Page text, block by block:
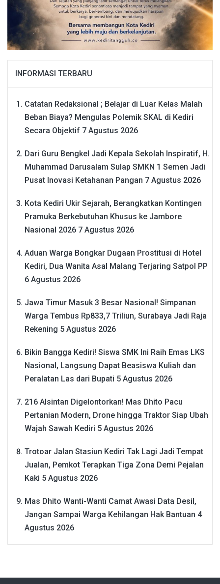
INFORMASI TERBARU
Catatan Redaksional ; Belajar di Luar Kelas Malah
Beban Biaya? Mengulas Polemik SKAL di Kediri
Secara Objektif 7 Agustus 2026
Dari Guru Bengkel Jadi Kepala Sekolah Inspiratif, H.
Muhammad Darusalam Sulap SMKN 1 Semen Jadi
Pusat Inovasi Ketahanan Pangan 7 Agustus 2026
Kota Kediri Ukir Sejarah, Berangkatkan Kontingen
Pramuka Berkebutuhan Khusus ke Jambore
Nasional 2026 7 Agustus 2026
Aduan Warga Bongkar Dugaan Prostitusi di Hotel
Kediri, Dua Wanita Asal Malang Terjaring Satpol PP
6 Agustus 2026
Jawa Timur Masuk 3 Besar Nasional! Simpanan
Warga Tembus Rp833,7 Triliun, Surabaya Jadi Raja
Rekening 5 Agustus 2026
Bikin Bangga Kediri! Siswa SMK Ini Raih Emas LKS
Nasional, Langsung Dapat Beasiswa Kuliah dan
Peralatan Las dari Bupati 5 Agustus 2026
216 Alsintan Digelontorkan! Mas Dhito Pacu
Pertanian Modern, Drone hingga Traktor Siap Ubah
Wajah Sawah Kediri 5 Agustus 2026
Trotoar Jalan Stasiun Kediri Tak Lagi Jadi Tempat
Jualan, Pemkot Terapkan Tiga Zona Demi Pejalan
Kaki 5 Agustus 2026
Mas Dhito Wanti-Wanti Camat Awasi Data Desil,
Jangan Sampai Warga Kehilangan Hak Bantuan 4
Agustus 2026